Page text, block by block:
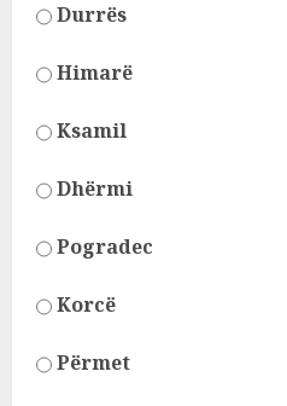
Durrës
Himarë
Ksamil
Dhërmi
Pogradec
Korcë
Përmet